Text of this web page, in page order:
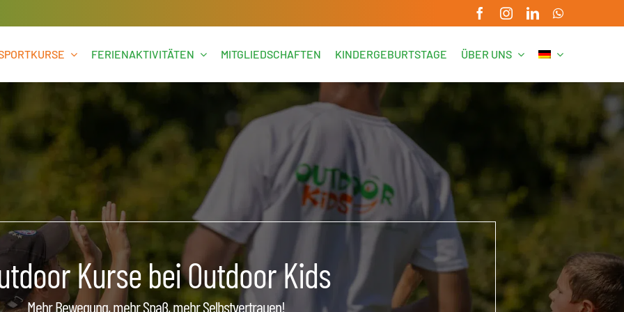
FERIENAKTIVITÄTEN MITGLIEDSCHAFTEN KINDERGEBURTSTAGE ÜBER UNS
Kurse bei Outdoor Kids
Mehr Bewegung, mehr Spaß, mehr Selbstvertrauen!